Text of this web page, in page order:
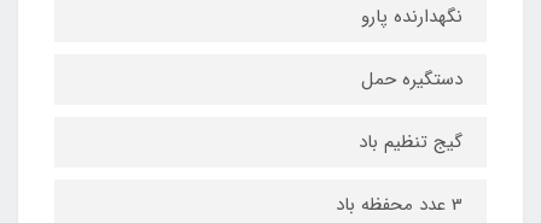
نگهدارنده پارو
دستگیره حمل
گیج تنظیم باد
3 عدد محفظه باد